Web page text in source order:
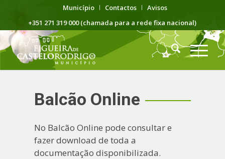
Município Contactos
Avisos
+351 271 319 000 (chamada para a rede fixa nacional)
Balcão Online
No Balcão Online pode consultar e
fazer download de toda a
documentação disponibilizada.